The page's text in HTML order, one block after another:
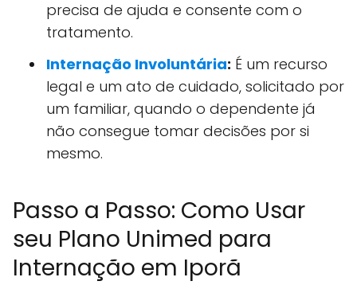
precisa de ajuda e consente com o
tratamento.
Internação Involuntária: É um recurso
legal e um ato de cuidado, solicitado por
um familiar, quando o dependente já
não consegue tomar decisões por si
mesmo.
Passo a Passo: Como Usar
seu Plano Unimed para
Internação em Iporã